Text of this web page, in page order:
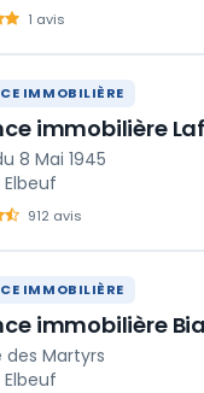
1 avis
IMMOBILIÈRE
immobilière
8 Mai 1945
912 avis
IMMOBILIÈRE
immobilière
des Martyrs